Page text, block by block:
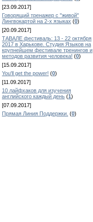
[23.09.2017]
Говорящий тренажер с "живой"
Лингвокартой на 2-х языках (0)
[20.09.2017]
ТАВАЛЕ фестиваль: 13 - 22 октября
2017 в Харькове. Студия Языков на
крупнейшем фестивале тренингов и
методов развития человека! (0)
[15.09.2017]
You'll get the power! (0)
[11.09.2017]
10 лайфхаков для изучения
английского каждый день (1)
[07.09.2017]
Прямая Линия Поддержки. (0)